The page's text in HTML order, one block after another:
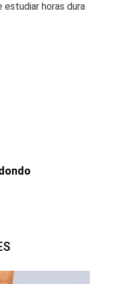
estudiar horas dura